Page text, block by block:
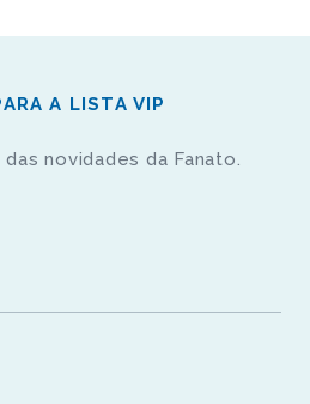
A LISTA VIP
novidades da Fanato.